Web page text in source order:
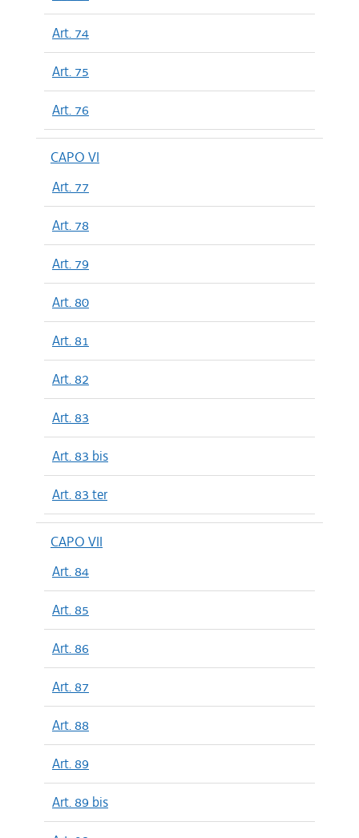
Art. 74
Art. 75
Art. 76
CAPO VI
Art. 77
Art. 78
Art. 79
Art. 80
Art. 81
Art. 82
Art. 83
Art. 83 bis
Art. 83 ter
CAPO VII
Art. 84
Art. 85
Art. 86
Art. 87
Art. 88
Art. 89
Art. 89 bis